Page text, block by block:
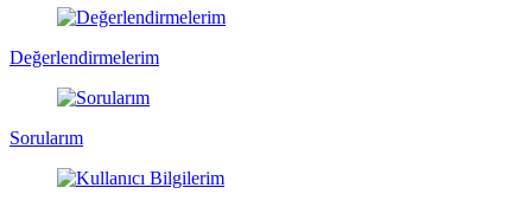
Değerlendirmelerim
Sorularım